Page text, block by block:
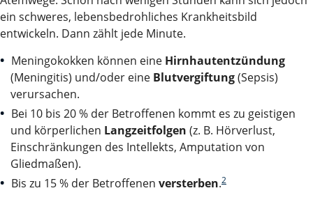
ein schweres, lebensbedrohliches Krankheitsbild
entwickeln. Dann zählt jede Minute.
Meningokokken können eine Hirnhautentzündung
(Meningitis) und/oder eine Blutvergiftung(Sepsis)
verursachen.
Bei 10 bis 20 % der Betroffenen kommt es zu geistigen
und körperlichen Langzeitfolgen (z. B. Hörverlust,
Einschränkungen des Intellekts, Amputation von
Gliedmaßen).
Bis zu 15 % der Betroffenen versterben.2